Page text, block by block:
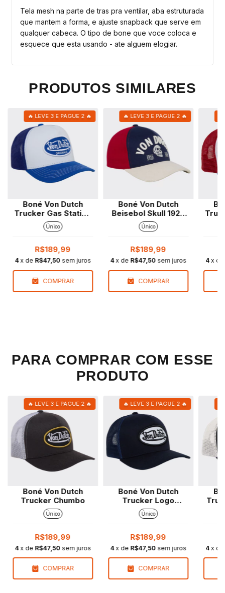
Tela mesh na parte de tras pra ventilar, aba estruturada
que mantem a forma, e ajuste snapback que serve em
qualquer cabeca. O tipo de bone que voce coloca e
esquece que esta usando - ate alguem elogiar.
PRODUTOS SIMILARES
🔥 LEVE 3 E PAGUE 2 🔥
Boné Von Dutch
Trucker Gas Station
Marinho
Único
R$189,99
4 x de R$47,50 sem juros
COMPRAR
🔥 LEVE 3 E PAGUE 2 🔥
Boné Von Dutch
Beisebol Skull 1929
Marinho
Único
R$189,99
4 x de R$47,50 sem juros
COMPRAR
4 x
PARA COMPRAR COM ESSE
PRODUTO
🔥 LEVE 3 E PAGUE 2 🔥
Boné Von Dutch
Trucker Chumbo
Único
R$189,99
4 x de R$47,50 sem juros
COMPRAR
🔥 LEVE 3 E PAGUE 2 🔥
Boné Von Dutch
Trucker Logo
Marinho
Único
R$189,99
4 x de R$47,50 sem juros
COMPRAR
4 x